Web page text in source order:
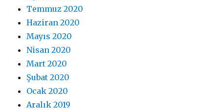
Temmuz 2020
Haziran 2020
Mayıs 2020
Nisan 2020
Mart 2020
Şubat 2020
Ocak 2020
Aralık 2019